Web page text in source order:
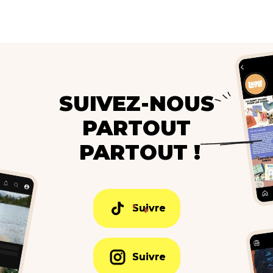
SUIVEZ-NOUS
PARTOUT
PARTOUT !
Suivre
Suivre
Suivre
Suivre